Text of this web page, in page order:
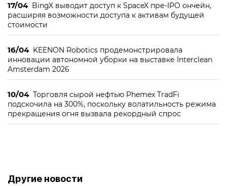
17/04 BingX выводит доступ к SpaceX пре-IPO ончейн,
расширяя возможности доступа к активам будущей
стоимости
16/04 KEENON Robotics продемонстрировала
инновации автономной уборки на выставке Interclean
Amsterdam 2026
10/04 Торговля сырой нефтью Phemex TradFi
подскочила на 300%, поскольку волатильность режима
прекращения огня вызвала рекордный спрос
Другие новости